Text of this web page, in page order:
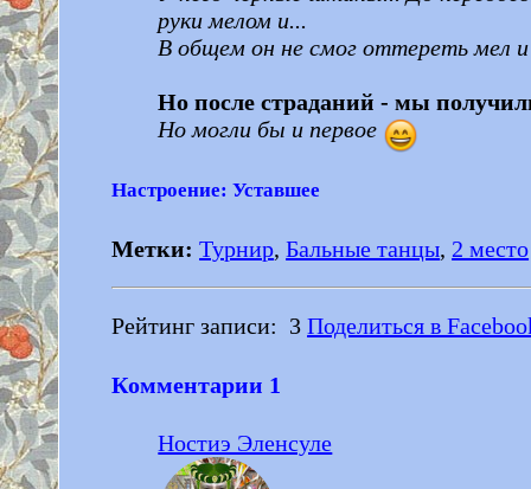
руки мелом и...
В общем он не смог оттереть мел
Но после страданий - мы
Но могли бы и первое
Настроение: Уставшее
Метки: Турнир,Бальные танцы, 2 место
Рейтинг записи: 3 Поделиться в
Комментарии 1
Ностиэ Эленсуле